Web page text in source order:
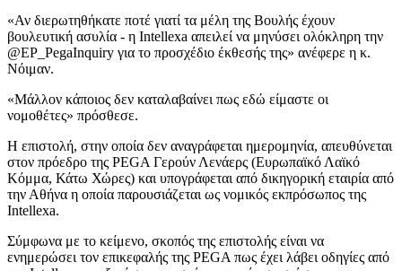
«Αν διερωτηθήκατε ποτέ γιατί τα μέλη της Βουλής έχουν
βουλευτική ασυλία - η Intellexa απειλεί να μηνύσει ολόκληρη την
@EP_PegaInquiry για το προσχέδιο έκθεσής της» ανέφερε η κ.
Νόιμαν.
«Μάλλον κάποιος δεν καταλαβαίνει πως εδώ είμαστε οι
νομοθέτες» πρόσθεσε.
Η επιστολή, στην οποία δεν αναγράφεται ημερομηνία, απευθύνεται
στον πρόεδρο της PEGA Γερούν Λενάερς (Ευρωπαϊκό Λαϊκό
Κόμμα, Κάτω Χώρες) και υπογράφεται από δικηγορική εταιρία από
την Αθήνα η οποία παρουσιάζεται ως νομικός εκπρόσωπος της
Intellexa.
Σύμφωνα με το κείμενο, σκοπός της επιστολής είναι να
ενημερώσει τον επικεφαλής της PEGA πως έχει λάβει οδηγίες από